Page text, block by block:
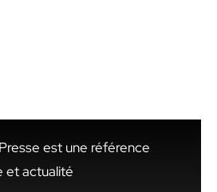
est une référence
et actualité